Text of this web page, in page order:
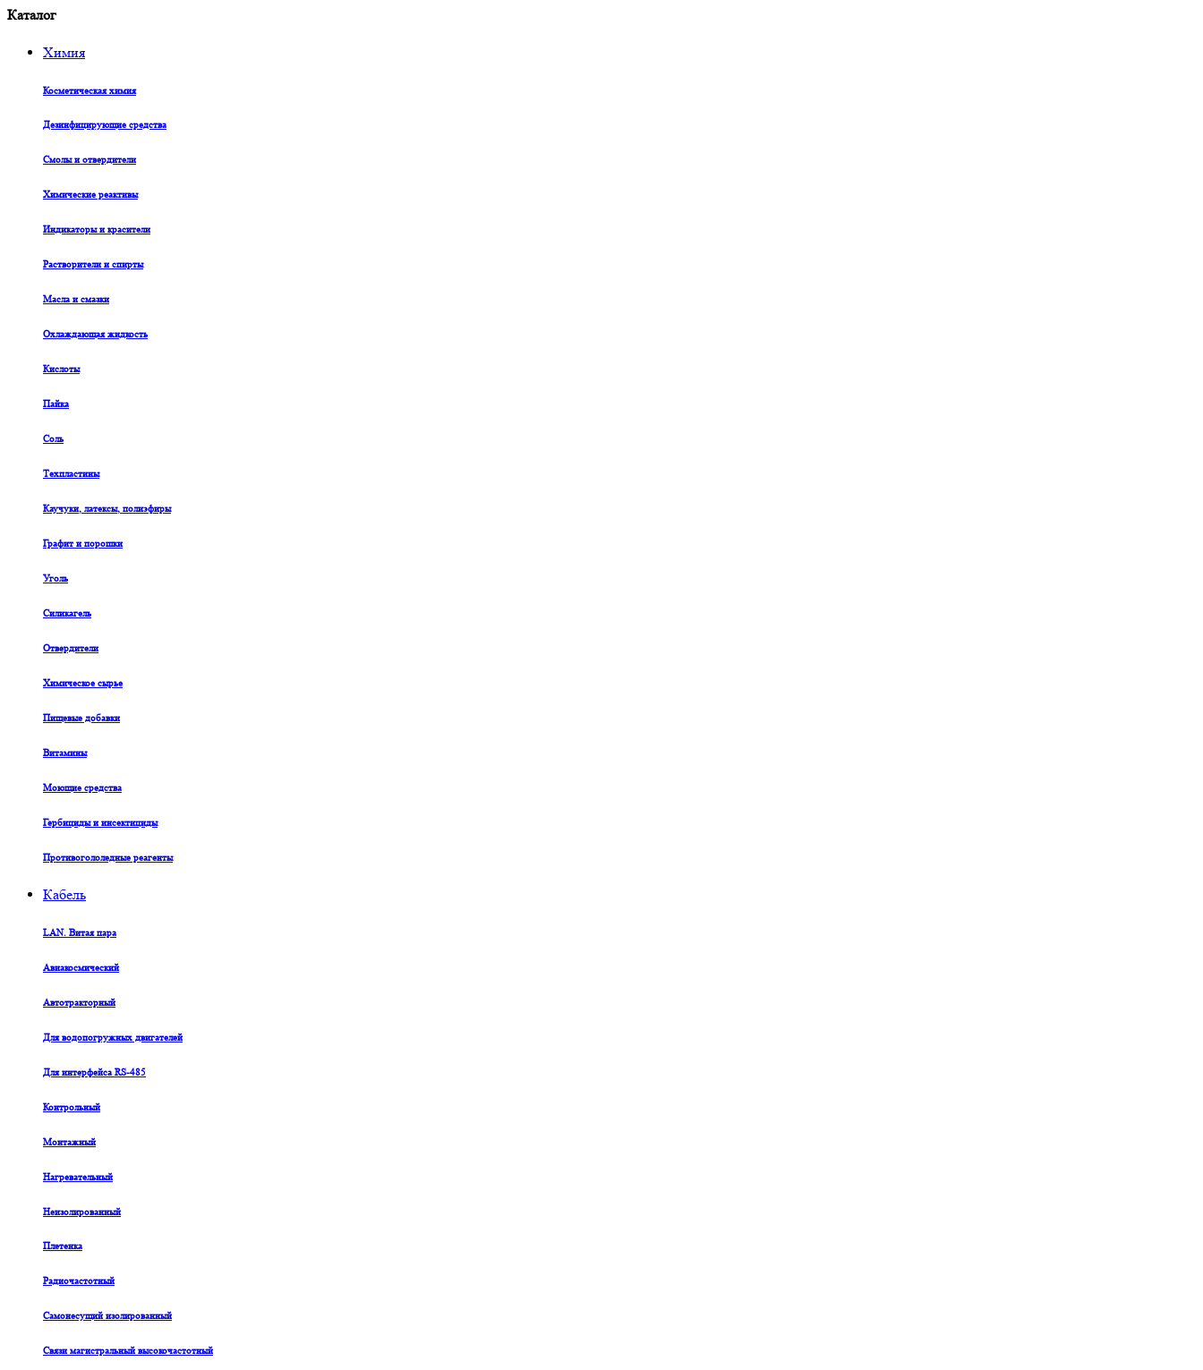
Каталог
Химия
Косметическая химия
Дезинфицирующие средства
Смолы и отвердители
Химические реактивы
Индикаторы и красители
Растворители и спирты
Масла и смазки
Охлаждающая жидкость
Кислоты
Пайка
Соль
Техпластины
Каучуки, латексы, полиэфиры
Графит и порошки
Уголь
Силикагель
Отвердители
Химическое сырье
Пищевые добавки
Витамины
Моющие средства
Гербициды и инсектициды
Противогололедные реагенты
Кабель
LAN. Витая пара
Авиакосмический
Автотракторный
Для водопогружных двигателей
Для интерфейса RS-485
Контрольный
Монтажный
Нагревательный
Неизолированный
Плетенка
Радиочастотный
Самонесущий изолированный
Связи магистральный высокочастотный